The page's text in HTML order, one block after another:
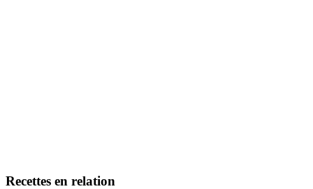
Recettes en relation